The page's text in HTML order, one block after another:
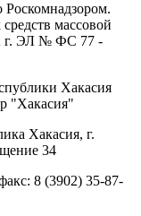
Роскомнадзором.
массовой
г. ЭЛ № ФС 77 -
Хакасия
"Хакасия"
Хакасия, г.
34
8 (3902) 35-87-